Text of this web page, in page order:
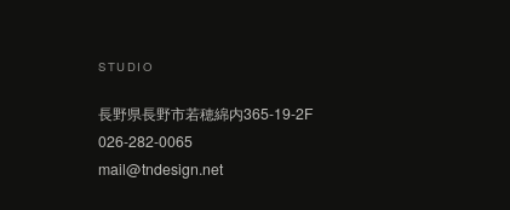
STUDIO
長野県長野市若穂綿内365-19-2F
026-282-0065
mail@tndesign.net